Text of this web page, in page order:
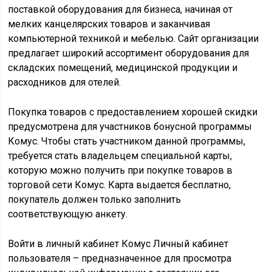
поставкой оборудования для бизнеса, начиная от
мелких канцелярских товаров и заканчивая
компьютерной техникой и мебелью. Сайт организации
предлагает широкий ассортимент оборудования для
складских помещений, медицинской продукции и
расходников для отелей.
Покупка товаров с предоставлением хорошей скидки
предусмотрена для участников бонусной программы
Комус. Чтобы стать участником данной программы,
требуется стать владельцем специальной карты,
которую можно получить при покупке товаров в
торговой сети Комус. Карта выдается бесплатно,
покупатель должен только заполнить
соответствующую анкету.
Войти в личный кабинет Комус Личный кабинет
пользователя – предназначенное для просмотра